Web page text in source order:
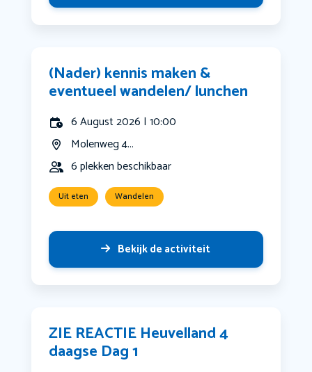
(Nader) kennis maken &
eventueel wandelen/ lunchen
6 August 2026 | 10:00
Molenweg 4...
6 plekken beschikbaar
Uit eten Wandelen
Bekijk de activiteit
ZIE REACTIE Heuvelland 4
daagse Dag 1